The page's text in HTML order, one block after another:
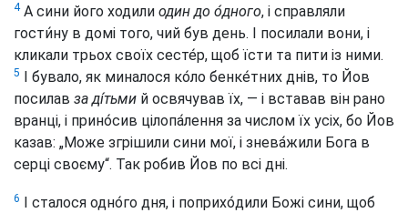
4А сини його ходили один до о́дного, і справляли
гости́ну в домі того, чий був день. І посилали вони, і
кликали трьох своїх сесте́р, щоб їсти та пити із ними.
5
І бувало, як миналося ко́ло бенке́тних днів, то Йов
посилав за ді́тьми й освячував їх, — і вставав він рано
вранці, і прино́сив цілопа́лення за числом їх усіх, бо Йов
казав: „Може згрішили сини мої, і знева́жили Бога в
серці своєму“. Так робив Йов по всі дні.
6 І сталося одно́го дня, і поприхо́дили Божі сини, щоб